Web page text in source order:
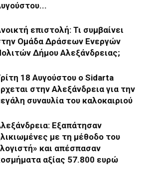
επιστολή: Τι συμβαίνει
Ομάδα Δράσεων Ενεργών
Δήμου Αλεξάνδρειας;
18 Αυγούστου ο Sidarta
στην Αλεξάνδρεια για την
συναυλία του καλοκαιριού
Εξαπάτησαν
με τη μέθοδο του
και απέσπασαν
αξίας 57.800 ευρώ